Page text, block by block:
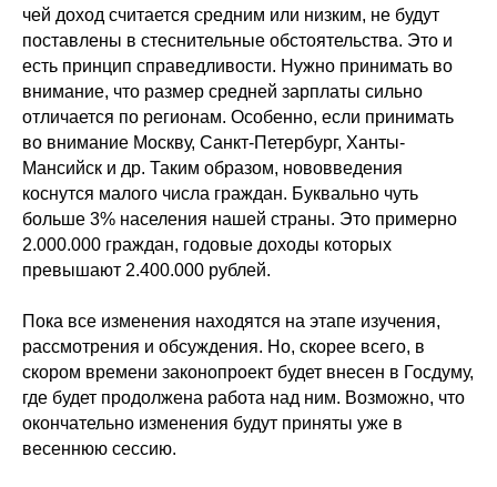
чей доход считается средним или низким, не будут
поставлены в стеснительные обстоятельства. Это и
есть принцип справедливости. Нужно принимать во
внимание, что размер средней зарплаты сильно
отличается по регионам. Особенно, если принимать
во внимание Москву, Санкт-Петербург, Ханты-
Мансийск и др. Таким образом, нововведения
коснутся малого числа граждан. Буквально чуть
больше 3% населения нашей страны. Это примерно
2.000.000 граждан, годовые доходы которых
превышают 2.400.000 рублей.
Пока все изменения находятся на этапе изучения,
рассмотрения и обсуждения. Но, скорее всего, в
скором времени законопроект будет внесен в Госдуму,
где будет продолжена работа над ним. Возможно, что
окончательно изменения будут приняты уже в
весеннюю сессию.